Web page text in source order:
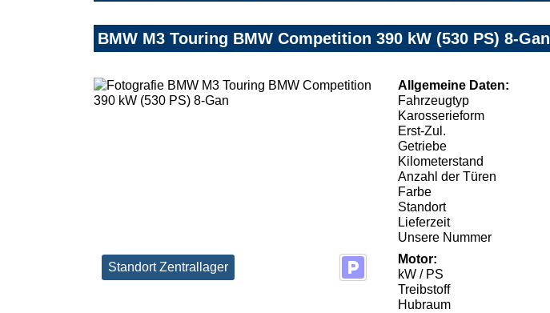
BMW M3 Touring BMW Competition 390 kW (530 PS) 8-Gan
Standort Zentrallager
Allgemeine Daten:
Fahrzeugtyp
Karosserieform
Erst-Zul.
Getriebe
Kilometerstand
Anzahl der Türen
Farbe
Standort
Lieferzeit
Unsere Nummer
Motor:
kW / PS
Treibstoff
Hubraum